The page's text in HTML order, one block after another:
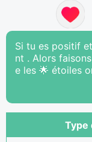
Si tu es positif
nt . Alors
e les 🌟 étoiles
Type